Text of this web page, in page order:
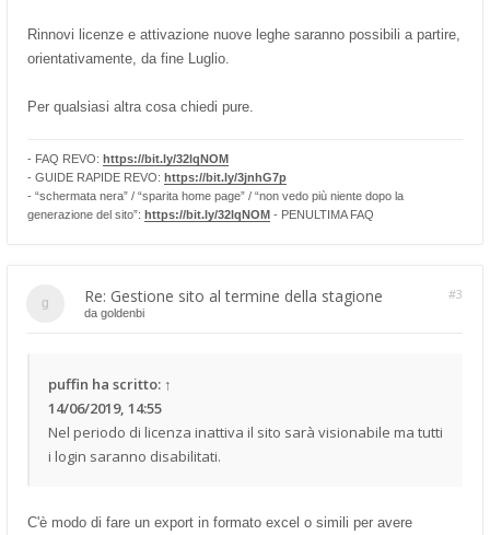
Rinnovi licenze e attivazione nuove leghe saranno possibili a partire,
orientativamente, da fine Luglio.
Per qualsiasi altra cosa chiedi pure.
- FAQ REVO: https://bit.ly/32lqNOM
- GUIDE RAPIDE REVO: https://bit.ly/3jnhG7p
- “schermata nera” / “sparita home page” / “non vedo più niente dopo la
generazione del sito”: https://bit.ly/32lqNOM - PENULTIMA FAQ
Re: Gestione sito al termine della stagione #3
da goldenbi
puffin ha scritto: ↑
14/06/2019, 14:55
Nel periodo di licenza inattiva il sito sarà visionabile ma tutti
i login saranno disabilitati.
C'è modo di fare un export in formato excel o simili per avere